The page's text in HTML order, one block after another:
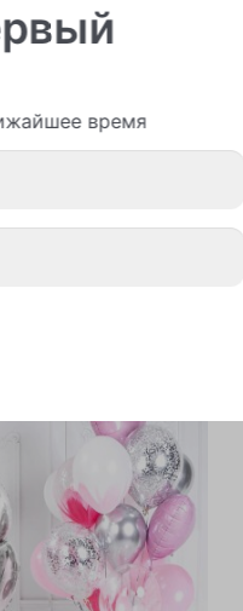
В наличии > 20
время